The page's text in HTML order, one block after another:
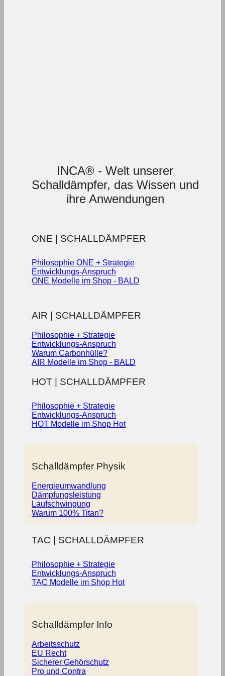
INCA® - Welt unserer
Schalldämpfer, das Wissen und
ihre Anwendungen
ONE | SCHALLDÄMPFER
Philosophie ONE + Strategie
Entwicklungs-Anspruch
ONE Modelle im Shop - BALD
AIR | SCHALLDÄMPFER
Philosophie + Strategie
Entwicklungs-Anspruch
Warum Carbonhülle?
AIR Modelle im Shop - BALD
HOT | SCHALLDÄMPFER
Philosophie + Strategie
Entwicklungs-Anspruch
HOT Modelle im Shop
Schalldämpfer Physik
Energieumwandlung
Dämpfungsleistung
Laufschwingung
Warum 100% Titan?
TAC | SCHALLDÄMPFER
Philosophie + Strategie
Entwicklungs-Anspruch
TAC Modelle im Shop
Schalldämpfer Info
Arbeitsschutz
EU Recht
Sicherer Gehörschutz
Pro und Contra